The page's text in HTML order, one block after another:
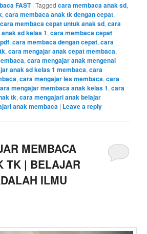
FAST |Tagged cara membaca anak sd,
,cara membaca anak tk dengan cepat,
cara membaca cepat untuk anak sd,cara
sd kelas 1,cara membaca cepat
,cara membaca dengan cepat,cara
,cara mengajar anak cepat membaca,
,cara mengajar anak mengenal
anak sd kelas 1 membaca,cara
,cara mengajar les membaca,cara
mengajar membaca anak kelas 1,cara
tk,cara mengajari anak belajar
anak membaca | Leave a reply
MEMBACA
TK | BELAJAR
ILMU